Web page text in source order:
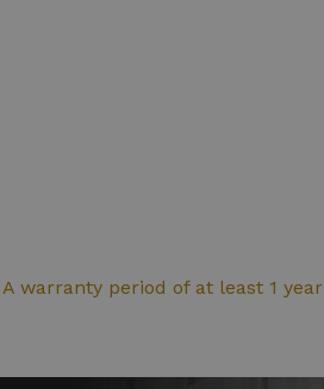
A warranty period of at least 1 year